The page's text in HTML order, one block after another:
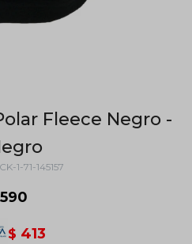
Fleece Negro -
1-71-145157
590
$ 413